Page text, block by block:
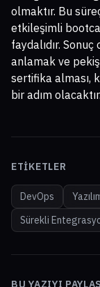
olmaktır. Bu
etkileşimli
faydalıdır. Sonuç
anlamak ve
sertifika alması,
bir adım olacaktır.
ETIKETLER
DevOps
Sürekli
BU YAZIYI PAYLAŞ